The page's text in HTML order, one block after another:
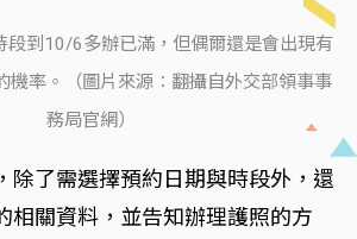
段到10/6多辦已滿，但偶爾還是會出現有
機率。（圖片來源：翻攝自外交部領事事
務局官網）
除了需選擇預約日期與時段外，還
相關資料，並告知辦理護照的方